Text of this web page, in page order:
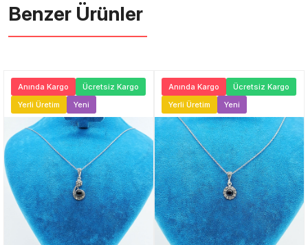
Benzer Ürünler ️
Anında Kargo
Ücretsiz Kargo
Yerli Üretim
Yeni
Anında Kargo
Ücretsiz Kargo
Yerli Üretim
Yeni